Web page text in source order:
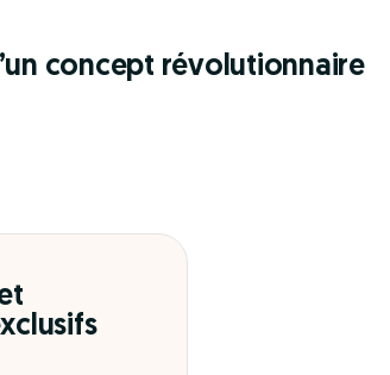
concept révolutionnaire